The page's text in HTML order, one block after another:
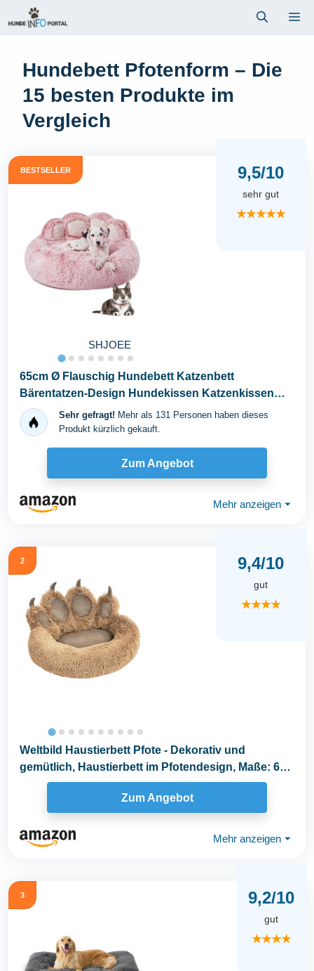
Inhalt
Hundebett Pfotenform – Die
15 besten Produkte im
Vergleich
BESTSELLER
SHJOEE
9,5/10
sehr gut
★★★★★
65cm Ø Flauschig Hundebett Katzenbett
Bärentatzen-Design Hundekissen Katzenkissen
Waschbar...Sehr gefragt! Mehr als 131 Personen haben dieses
Produkt kürzlich gekauft.
Zum Angebot
Mehr anzeigen ⏷
2 9,4/10
gut
★★★★
Weltbild Haustierbett Pfote - Dekorativ und
gemütlich, Haustierbett im Pfotendesign, Maße: 66
Zum Angebot
Mehr anzeigen ⏷
3 9,2/10
gut
★★★★